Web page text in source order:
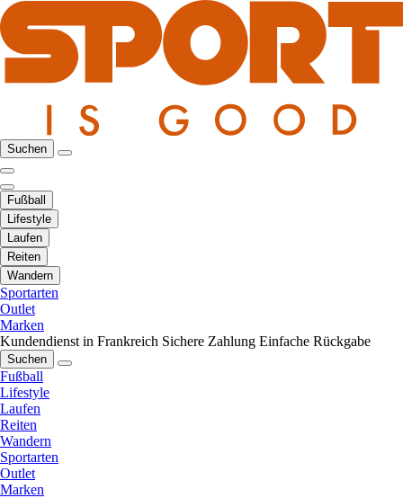
Suchen
Fußball
Lifestyle
Laufen
Reiten
Wandern
Sportarten
Outlet
Marken
Kundendienst in Frankreich Sichere Zahlung Einfache Rückgabe
Suchen
Fußball
Lifestyle
Laufen
Reiten
Wandern
Sportarten
Outlet
Marken